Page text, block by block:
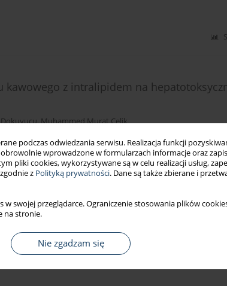
podczas odwiedzania serwisu. Realizacja funkcji
wprowadzone w formularzach informacje oraz
pliki cookies, wykorzystywane są w celu realizacji usług,
z Polityką prywatności. Dane są także zbierane i
w swojej przeglądarce. Ograniczenie stosowania plików
na stronie.
Nie zgadzam się
kawowego z intralipidem na
,Muhammed Murat Celik
hematologiczne indukowane przez 2-
Budziszewska Andrzej Starek